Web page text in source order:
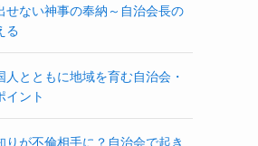
せない神事の奉納～自治会長の
る
とともに地域を育む自治会・
イント
りが不倫相手に？自治会で起き